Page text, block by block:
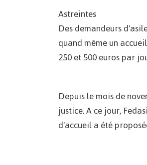
Astreintes
Des demandeurs
quand même un
250 et 500 euros par
Depuis le mois de
justice. A ce jour,
d'accueil a été